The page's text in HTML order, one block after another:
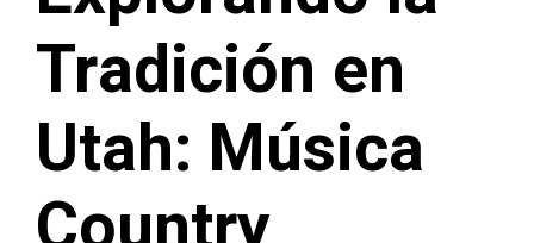
Tradición en
Utah: Música